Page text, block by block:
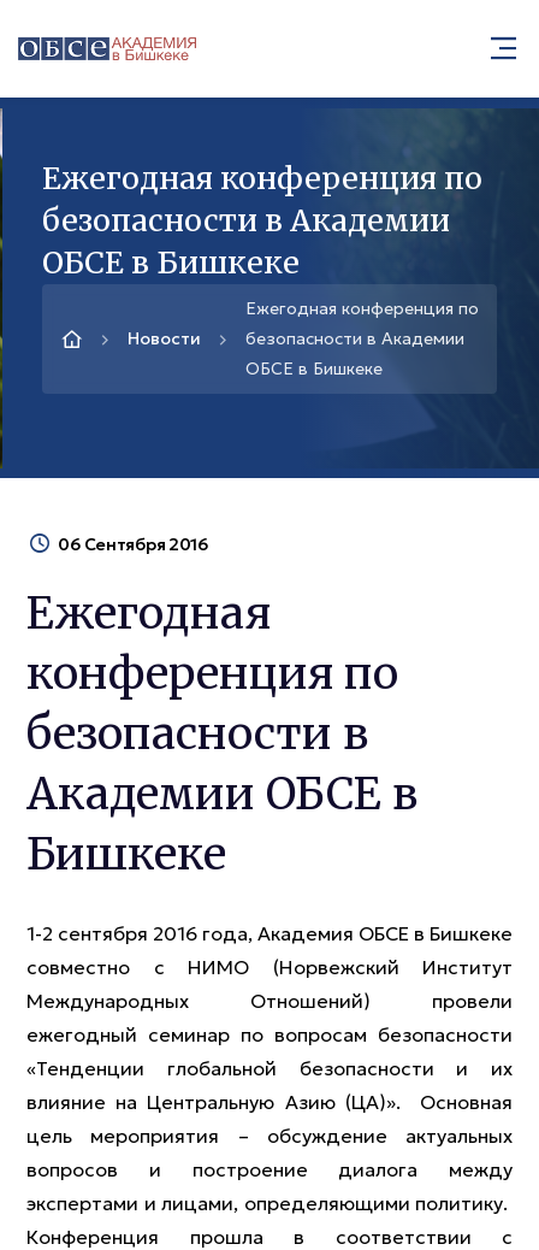
Ежегодная конференция по
безопасности в Академии
ОБСЕ в Бишкеке
Новости
Ежегодная конференция по
безопасности в Академии
ОБСЕ в Бишкеке
06 Сентября 2016
Ежегодная
конференция по
безопасности в
Академии ОБСЕ в
Бишкеке
1-2 сентября 2016 года, Академия ОБСЕ в Бишкеке
совместно с НИМО (Норвежский Институт
Международных Отношений) провели
ежегодный семинар по вопросам безопасности
«Тенденции глобальной безопасности и их
влияние на Центральную Азию (ЦА)». Основная
цель мероприятия – обсуждение актуальных
вопросов и построение диалога между
экспертами и лицами, определяющими политику.
Конференция прошла в соответствии с